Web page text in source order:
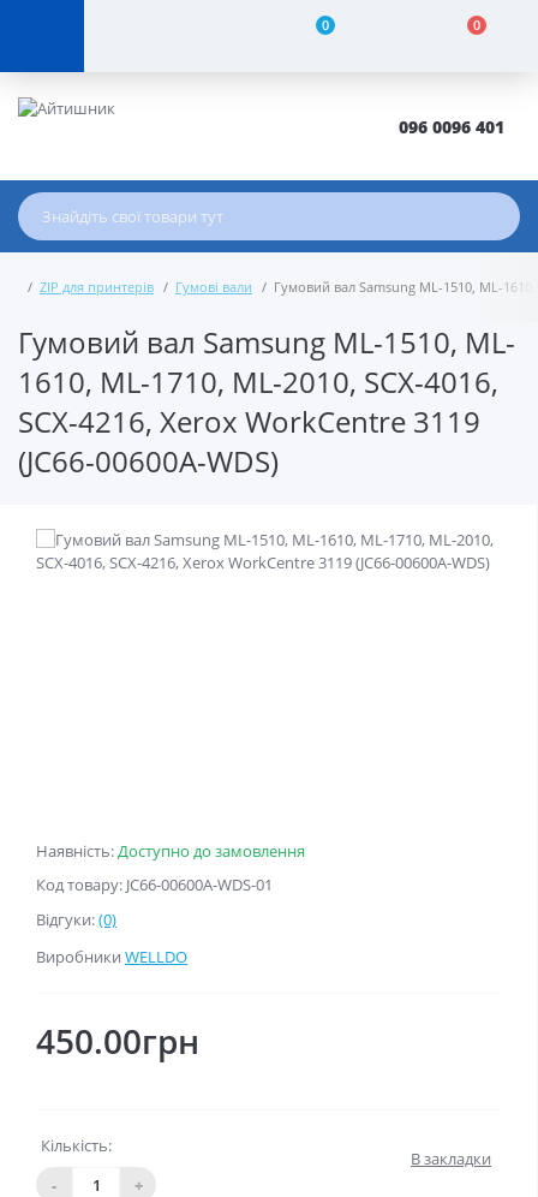
0 0
096 0096 401
ZIP для принтерів Гумові вали Гумовий вал Samsung ML-1510, ML-1610,
Гумовий вал Samsung ML-1510, ML-
1610, ML-1710, ML-2010, SCX-4016,
SCX-4216, Xerox WorkCentre 3119
(JC66-00600A-WDS)
Наявність:Доступно до замовлення
Код товару: JC66-00600A-WDS-01
Відгуки:(0)
Виробники WELLDO
450.00грн
Кількість:
-
+
В закладки